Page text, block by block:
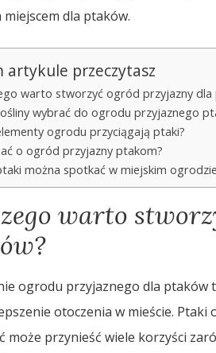
miejscem dla ptaków.
artykule przeczytasz
warto stworzyć ogród przyjazny dla
wybrać do ogrodu przyjaznego
ogrodu przyciągają ptaki?
o ogród przyjazny ptakom?
można spotkać w miejskim
warto
ogrodu przyjaznego dla ptaków
otoczenia w mieście.
może przynieść wiele korzyści